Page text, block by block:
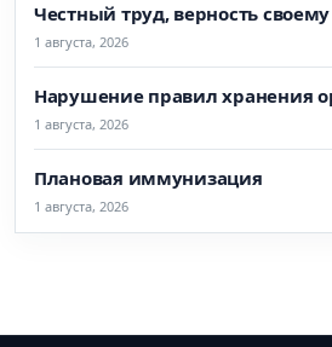
Честный труд, верность
1 августа, 2026
Нарушение правил хранения
1 августа, 2026
Плановая иммунизация
1 августа, 2026